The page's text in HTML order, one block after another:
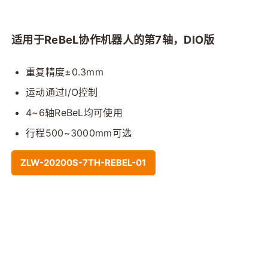
适用于ReBeL协作机器人的第7轴，DIO版
重复精度±0.3mm
运动通过I/O控制
4~6轴ReBeL均可使用
行程500~3000mm可选
ZLW-20200S-7TH-REBEL-01